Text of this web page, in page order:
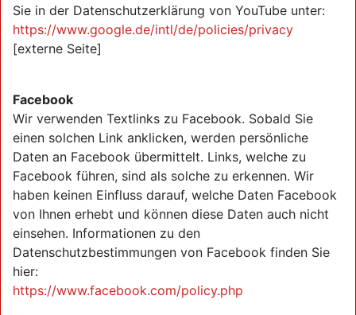
Sie in der Datenschutzerklärung von YouTube unter:
https://www.google.de/intl/de/policies/privacy
[externe Seite]
Facebook
Wir verwenden Textlinks zu Facebook. Sobald Sie
einen solchen Link anklicken, werden persönliche
Daten an Facebook übermittelt. Links, welche zu
Facebook führen, sind als solche zu erkennen. Wir
haben keinen Einfluss darauf, welche Daten Facebook
von Ihnen erhebt und können diese Daten auch nicht
einsehen. Informationen zu den
Datenschutzbestimmungen von Facebook finden Sie
hier:
https://www.facebook.com/policy.php